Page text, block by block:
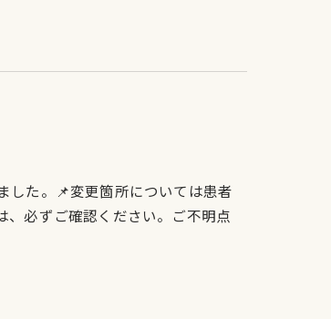
した。📌変更箇所については患者
、必ずご確認ください。ご不明点